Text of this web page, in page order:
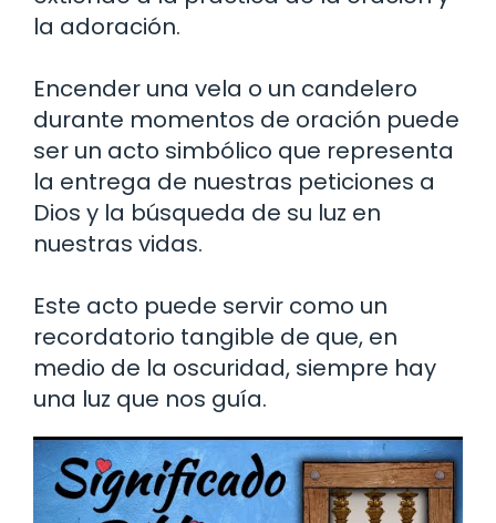
la adoración.
Encender una vela o un candelero
durante momentos de oración puede
ser un acto simbólico que representa
la entrega de nuestras peticiones a
Dios y la búsqueda de su luz en
nuestras vidas.
Este acto puede servir como un
recordatorio tangible de que, en
medio de la oscuridad, siempre hay
una luz que nos guía.